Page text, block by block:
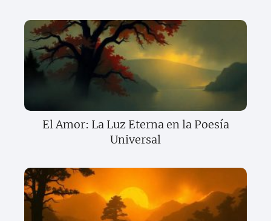
El Amor: La Luz Eterna en la Poesía
Universal